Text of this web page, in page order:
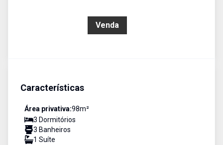
Venda
Características
Área privativa:98m²
3 Dormitórios
3 Banheiros
1 Suíte